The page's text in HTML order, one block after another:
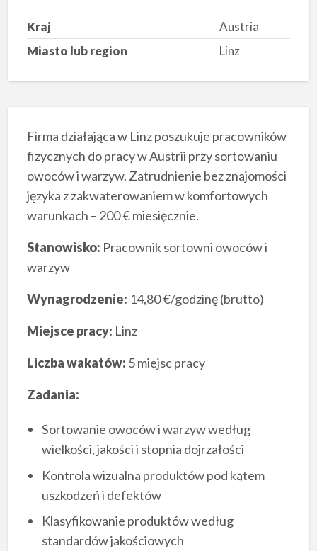
Kraj
Austria
Miasto lub region
Linz
Firma działająca w Linz poszukuje pracowników
fizycznych do pracy w Austrii przy sortowaniu
owoców i warzyw. Zatrudnienie bez znajomości
języka z zakwaterowaniem w komfortowych
warunkach – 200 € miesięcznie.
Stanowisko: Pracownik sortowni owoców i
warzyw
Wynagrodzenie: 14,80 €/godzinę (brutto)
Miejsce pracy: Linz
Liczba wakatów: 5 miejsc pracy
Zadania:
Sortowanie owoców i warzyw według
wielkości, jakości i stopnia dojrzałości
Kontrola wizualna produktów pod kątem
uszkodzeń i defektów
Klasyfikowanie produktów według
standardów jakościowych